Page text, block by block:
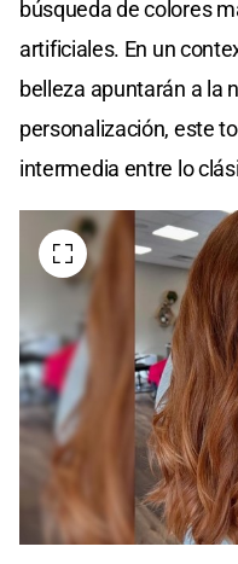
búsqueda de colores
artificiales. En un
belleza apuntarán a la
personalización, este
intermedia entre lo